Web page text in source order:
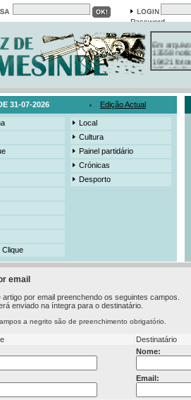
Password
Em arquivo
13558
19421
385
31-07-2026 Edição Actual
Clique
Local
Cultura
Painel partidário
Crónicas
Desporto
email
artigo por email preenchendo os seguintes campos.
enviado na íntegra para o destinatário.
a negrito são de preenchimento obrigatório.
Destinatário
Nome:
Email: